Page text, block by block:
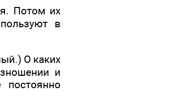
Потом их
в
О каких
и